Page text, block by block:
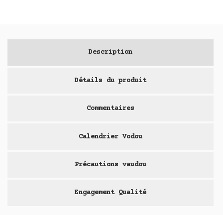
Description
Détails du produit
Commentaires
Calendrier Vodou
Précautions vaudou
Engagement Qualité